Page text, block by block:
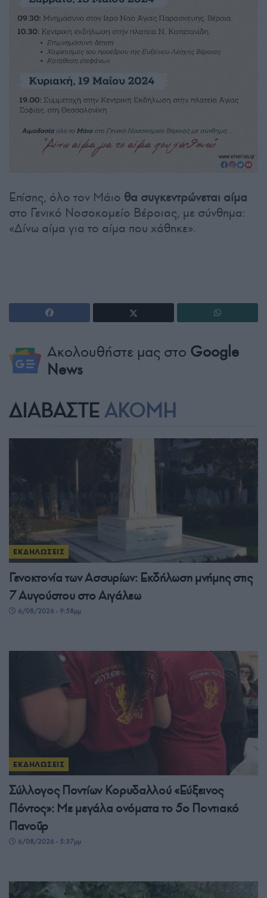
Επίσης, όλο τον Μάιο θα συγκεντρώνεται αίμα
στο Γενικό Νοσοκομείο Βέροιας, με σύνθημα:
«Δίνω αίμα για το αίμα που χάθηκε».
Ακολουθήστε μας στο Google
News
ΔΙΑΒΑΣΤΕ ΑΚΟΜΗ
ΕΚΔΗΛΩΣΕΙΣ
Γενοκτονία των Ασσυρίων: Εκδήλωση μνήμης στις
7 Αυγούστου στο Αιγάλεω
6/08/2026 - 9:58μμ
ΕΚΔΗΛΩΣΕΙΣ
Σύλλογος Ποντίων Κορυδαλλού «Εύξεινος
Πόντος»: Με μεγάλα ονόματα το 5ο Ποντιακό
Πανοΰρ
6/08/2026 - 5:37μμ